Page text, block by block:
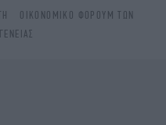
ΟΙΚΟΝΟΜΙΚΌ ΦΌΡΟΥΜ ΤΩΝ